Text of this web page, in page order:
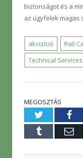
biztonságot és a
az ügyfelek magas
akvizíció
Rail
Technical
MEGOSZTÁS
Twitter
Tumblr E-